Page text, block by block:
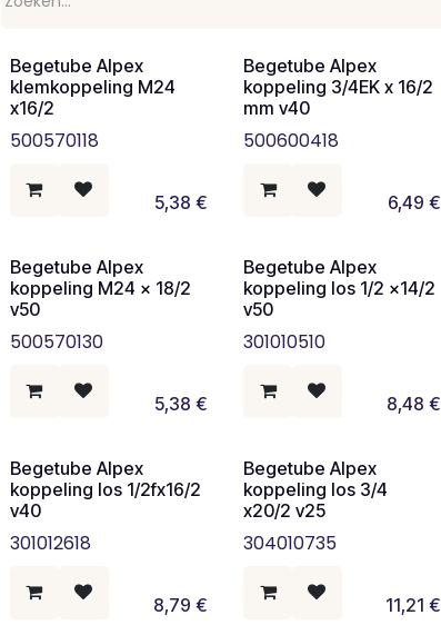
Begetube Alpex
klemkoppeling M24
x16/2
500570118
5,38 €
Begetube Alpex
koppeling 3/4EK x 16/2
mm v40
500600418
6,49 €
Begetube Alpex
koppeling M24 x 18/2
v50
500570130
5,38 €
Begetube Alpex
koppeling los 1/2 x14/2
v50
301010510
8,48 €
Begetube Alpex
koppeling los 1/2fx16/2
v40
301012618
8,79 €
Begetube Alpex
koppeling los 3/4
x20/2 v25
304010735
11,21 €